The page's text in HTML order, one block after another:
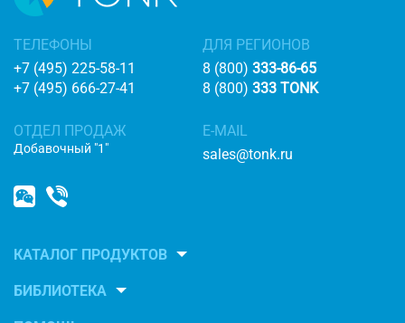
ТЕЛЕФОНЫ
+7 (495) 225-58-11
+7 (495) 666-27-41
ДЛЯ РЕГИОНОВ
8 (800) 333-86-65
8 (800) 333 TONK
ОТДЕЛ ПРОДАЖ
Добавочный "1"
E-MAIL
sales@tonk.ru
КАТАЛОГ ПРОДУКТОВ
БИБЛИОТЕКА